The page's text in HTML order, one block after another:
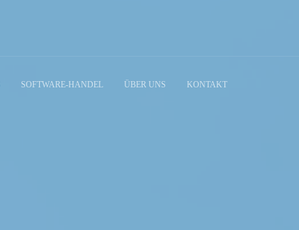
SOFTWARE-HANDEL ÜBER UNS KONTAKT